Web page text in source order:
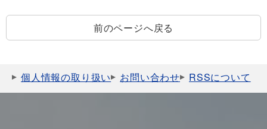
前のページへ戻る
個人情報の取り扱い お問い合わせ RSSについて